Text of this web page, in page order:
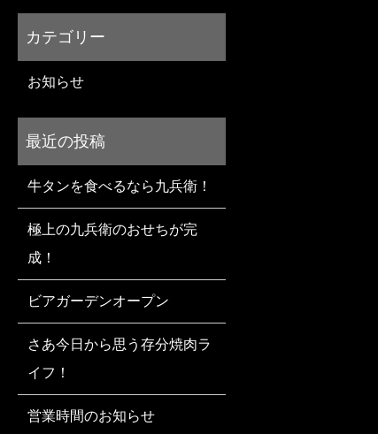
お知らせ
牛タンを食べるなら九兵衛！
極上の九兵衛のおせちが完
成！
ビアガーデンオープン
さあ今日から思う存分焼肉ラ
イフ！
営業時間のお知らせ